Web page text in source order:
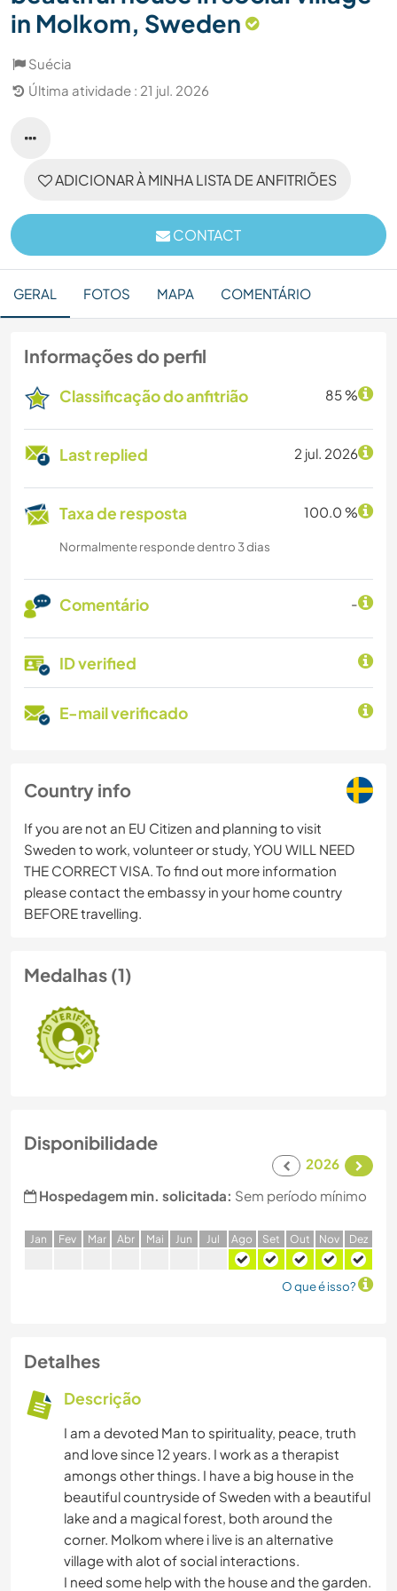
in Molkom, Sweden
Suécia
Última atividade : 21 jul. 2026
ADICIONAR À MINHA LISTA DE ANFITRIÕES
CONTACT
GERAL FOTOS MAPA COMENTÁRIO
Informações do perfil
Classificação do anfitrião 85 %
Last replied 2 jul. 2026
Taxa de resposta 100.0 %
Normalmente responde dentro 3 dias
Comentário -
ID verified
E-mail verificado
Country info
If you are not an EU Citizen and planning to visit
Sweden to work, volunteer or study, YOU WILL NEED
THE CORRECT VISA. To find out more information
please contact the embassy in your home country
BEFORE travelling.
Medalhas (1)
Disponibilidade
2026
Hospedagem min. solicitada: Sem período mínimo
Jan Fev Mar Abr Mai Jun Jul Ago Set Out Nov Dez
O que é isso?
Detalhes
Descrição
I am a devoted Man to spirituality, peace, truth
and love since 12 years. I work as a therapist
amongs other things. I have a big house in the
beautiful countryside of Sweden with a beautiful
lake and a magical forest, both around the
corner. Molkom where i live is an alternative
village with alot of social interactions.
I need some help with the house and the garden.